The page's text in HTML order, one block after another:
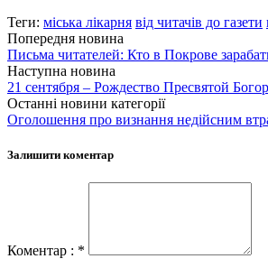
Теги: міська лікарня від читачів до газети
Попередня новина
Письма читателей: Кто в Покрове
Наступна новина
21 сентября – Рождество Пресвятой
Останні новини категорії
Оголошення про визнання недійсним
Залишити коментар
Коментар : *